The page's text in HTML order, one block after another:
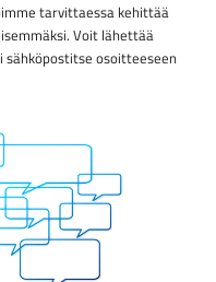
tarvittaessa kehittää
Voit lähettää
osoitteeseen